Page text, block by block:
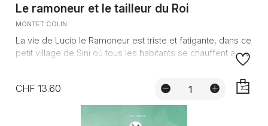
Le ramoneur et le tailleur du Roi
MONTET COLIN
La vie de Lucio le Ramoneur est triste et fatigante, dans ce
petit village de Sini où tous les habitants se chauffent au...
CHF 13.60